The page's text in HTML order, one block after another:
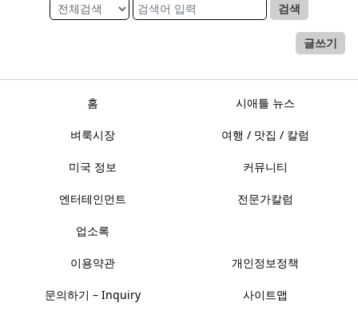
검색
글쓰기
홈 시애틀 뉴스
벼룩시장 여행 / 맛집 / 칼럼
미국 정보 커뮤니티
엔터테인먼트 전문가칼럼
업소록
이용약관 개인정보정책
문의하기 – Inquiry 사이트맵